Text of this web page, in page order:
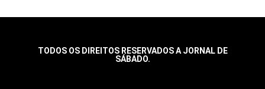
TODOS OS DIREITOS RESERVADOS A JORNAL DE
SÁBADO.